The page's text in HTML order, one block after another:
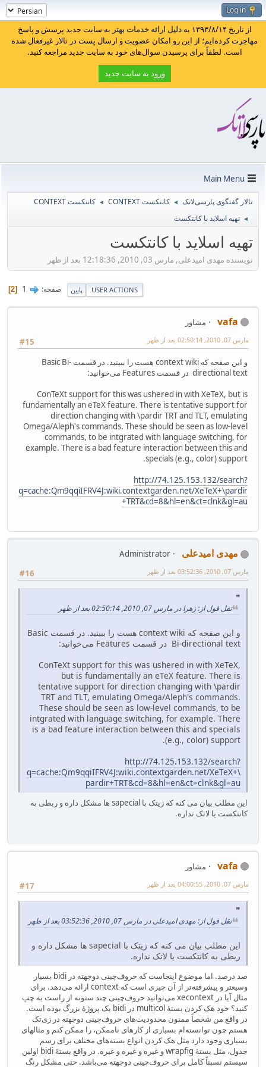
Log in
از تاریخ ۱۳۹۳/۸/۱۴ به دلیل ارائه خدمات بهتر به سایت جدید پرسش و پاسخ
مهاجرت کرده‌ایم؛ از این رو امکان عضویت و ارسال پست در تالار غیرفعال شده
است. لطفاً برای پرسیدن سوال‌های خود به سایت جدید مراجعه کنید.
ورود به سایت جدید
Main Menu
تالار گفتگوی پارسی‌لاتک ◄ کانتکست CONTEXT ◄ کانتکست CONTEXT
◄ تهیه اسلاید با کانتکست
تهیه اسلاید با کانتکست
نویسنده مهدی امیدعلی, مارس 03, 2010, 12:18:36 بعد از ظهر
پایین صفحه 1
2 USER ACTIONS
vafa
مشاور
#15
مارس 07, 2010, 02:50:14 بعد از ظهر
و این صفحه که context wiki هست را ببینید. در قسمت Basic Bi-
directional text در قسمت Features می‌خوانید:
ConTeXt support for this was ushered in with XeTeX, but is
fundamentally an eTeX feature. There is tentative support for
direction changing with \pardir TRT and TLT, emulating
Omega/Aleph's commands. These should be seen as low-level
commands, to be intgrated with language switching, for
example. There is a bad feature interaction between this and
specials (e.g., color) support.
http://74.125.153.132/search?
q=cache:Qm9qqiIFRV4J:wiki.contextgarden.net/XeTeX+\pardir
+TRT&cd=8&hl=en&ct=clnk&gl=au
مهدی امیدعلی
Administrator
#16
مارس 07, 2010, 03:52:36 بعد از ظهر
نقل قول از: زهرا در مارس 07, 2010, 02:50:14 بعد از ظهر
و این صفحه که context wiki هست را ببینید. در قسمت Basic
Bi-directional text در قسمت Features می‌خوانید:
ConTeXt support for this was ushered in with XeTeX,
but is fundamentally an eTeX feature. There is
tentative support for direction changing with \pardir
TRT and TLT, emulating Omega/Aleph's commands.
These should be seen as low-level commands, to be
intgrated with language switching, for example. There
is a bad feature interaction between this and specials
(e.g., color) support.
http://74.125.153.132/search?
q=cache:Qm9qqiIFRV4J:wiki.contextgarden.net/XeTeX+\
pardir+TRT&cd=8&hl=en&ct=clnk&gl=au
این مطلب بیان می کنه که زیتک با sapecial ها مشکل داره و ربطی به
کانتکست یا لاتک نداره.
vafa
مشاور
#17
مارس 07, 2010, 04:00:55 بعد از ظهر
نقل قول از: مهدی امیدعلی در مارس 07, 2010, 03:52:36 بعد از ظهر
این مطلب بیان می کنه که زیتک با sapecial ها مشکل داره و
ربطی به کانتکست یا لاتک نداره.
صد درصد. اما موضوع اینجاست که حروف‌چینی دوجهته در bidi بسیار
وسیعتر و پیشرفته‌تر از آن چیزی است که context ارائه می‌دهد. برای
مثال آیا در xecontext می‌توانید حروف‌چینی چند ستونه از راست به چپ
کنید؟ خود هک کردن بستهٔ multicol در bidi یک پروژهٔ بزرگ بوده است.
در واقع من شخصاً ممنون محدودیت‌های حروف‌چینی دوجهته در زی‌تک
هستم چون توانسته‌ام بسیاری از کارهای ناممکن، را ممکن کنم و مثالهای
بسیاری وجود دارد مثل هک کردن انواع بسته‌های مختلف برای رسم
جدول، مثل بستهٔ wrapfig و غیره و غیره و غیره. در واقع بستهٔ bidi اولین
سیستم نسبتاً کامل برای حروف‌چینی دوجهته می‌باشد. حتی مشکل رنگ